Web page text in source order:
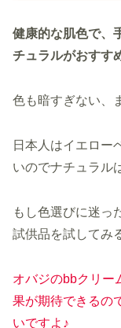
健康的な肌色で、
チュラルがおすす
色も暗すぎない、
日本人はイエロー
いのでナチュラル
もし色選びに迷っ
試供品を試してみ
オバジのbbクリー
果が期待できるの
いですよ♪